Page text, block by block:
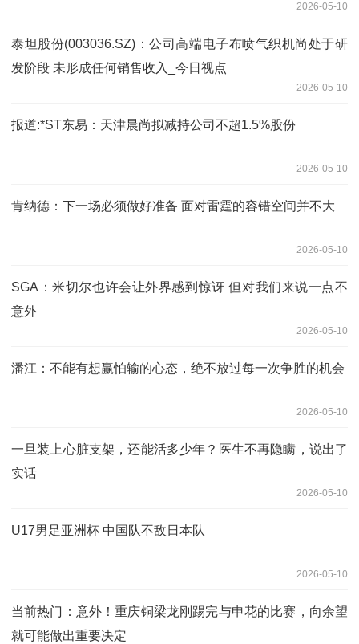
2026-05-10
泰坦股份(003036.SZ)：公司高端电子布喷气织机尚处于研
发阶段 未形成任何销售收入_今日视点
2026-05-10
报道:*ST东易：天津晨尚拟减持公司不超1.5%股份
2026-05-10
肯纳德：下一场必须做好准备 面对雷霆的容错空间并不大
2026-05-10
SGA：米切尔也许会让外界感到惊讶 但对我们来说一点不
意外
2026-05-10
潘江：不能有想赢怕输的心态，绝不放过每一次争胜的机会
2026-05-10
一旦装上心脏支架，还能活多少年？医生不再隐瞒，说出了
实话
2026-05-10
U17男足亚洲杯 中国队不敌日本队
2026-05-10
当前热门：意外！重庆铜梁龙刚踢完与申花的比赛，向余望
就可能做出重要决定